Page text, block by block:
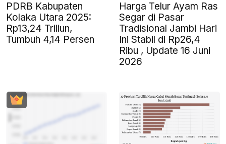
PDRB Kabupaten
Kolaka Utara 2025:
Rp13,24 Triliun,
Tumbuh 4,14 Persen
Harga Telur Ayam Ras
Segar di Pasar
Tradisional Jambi Hari
Ini Stabil di Rp26,4
Ribu , Update 16 Juni
2026